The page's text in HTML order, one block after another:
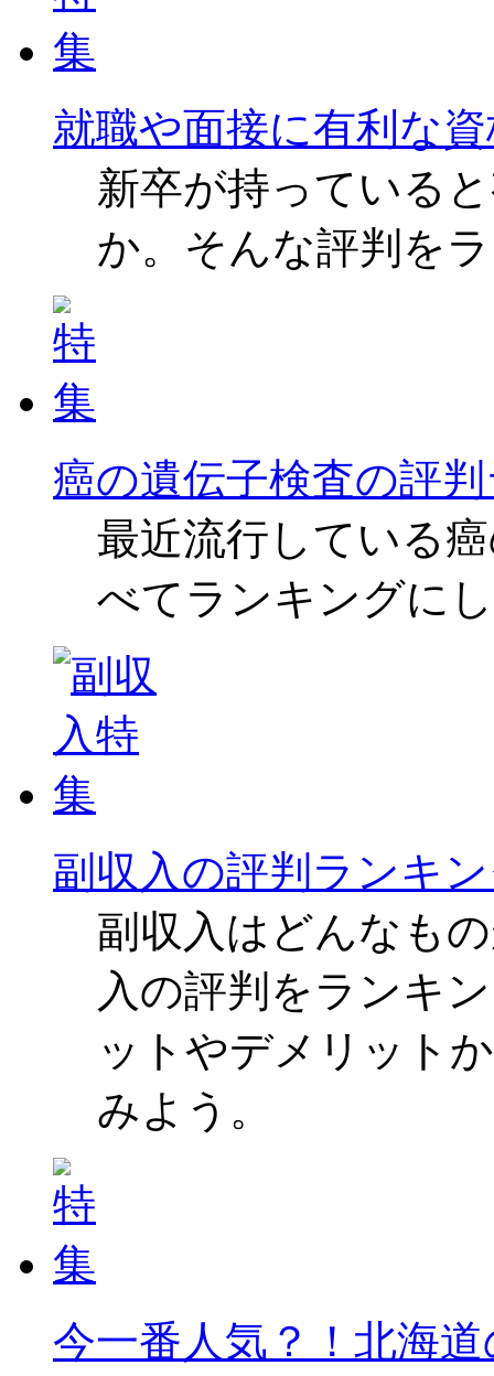
就職や面接に有利な
新卒が持っている
か。そんな評判を
癌の遺伝子検査の評
最近流行している
べてランキングに
副収入の評判ランキ
副収入はどんなも
入の評判をランキ
ットやデメリット
みよう。
今一番人気？！北海